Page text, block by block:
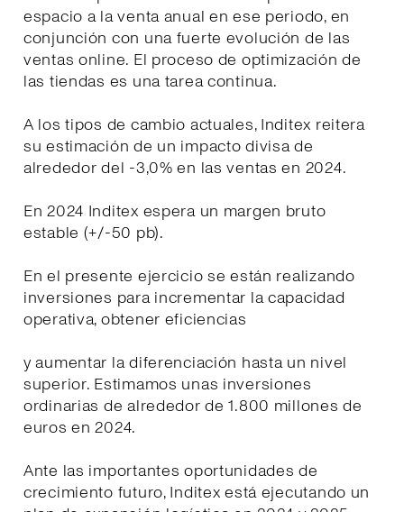
espacio a la venta anual en ese periodo, en
conjunción con una fuerte evolución de las
ventas online. El proceso de optimización de
las tiendas es una tarea continua.
A los tipos de cambio actuales, Inditex reitera
su estimación de un impacto divisa de
alrededor del -3,0% en las ventas en 2024.
En 2024 Inditex espera un margen bruto
estable (+/-50 pb).
En el presente ejercicio se están realizando
inversiones para incrementar la capacidad
operativa, obtener eficiencias
y aumentar la diferenciación hasta un nivel
superior. Estimamos unas inversiones
ordinarias de alrededor de 1.800 millones de
euros en 2024.
Ante las importantes oportunidades de
crecimiento futuro, Inditex está ejecutando un